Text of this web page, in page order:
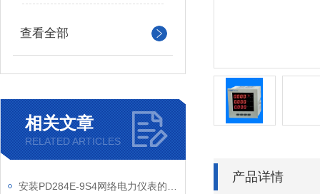
查看全部
相关文章
RELATED ARTICLES
产品详情